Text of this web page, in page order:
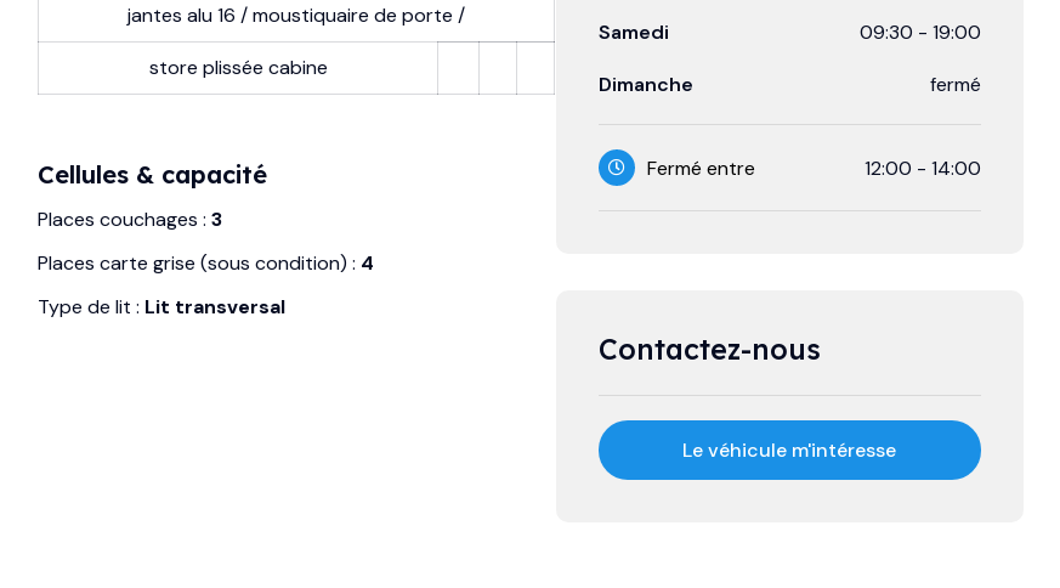
jantes alu 16 / moustiquaire de porte /
store plissée cabine
Cellules & capacité
Places couchages :3
Places carte grise (sous condition) : 4
Type de lit : Lit transversal
Samedi 09:30 - 19:00
Dimanche fermé
Fermé entre 12:00 - 14:00
Contactez-nous
Le véhicule m'intéresse